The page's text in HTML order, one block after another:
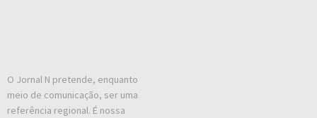
O Jornal N pretende, enquanto
meio de comunicação, ser uma
referência regional. É nossa